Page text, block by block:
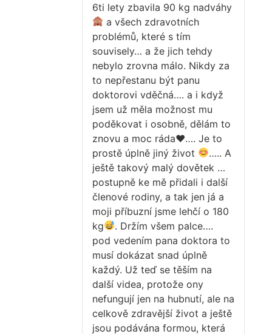
6ti lety zbavila 90 kg nadváhy
a všech zdravotních
problémů, které s tím
souvisely… a že jich tehdy
nebylo zrovna málo. Nikdy za
to nepřestanu být panu
doktorovi vděčná…. a i když
jsem už měla možnost mu
poděkovat i osobně, dělám to
znovu a moc ráda♥…. Je to
prostě úplně jiný život
….. A
ještě takový malý dovětek …
postupně ke mě přidali i další
členové rodiny, a tak jen já a
moji příbuzní jsme lehčí o 180
kg
. Držím všem palce….
pod vedením pana doktora to
musí dokázat snad úplně
každý. Už teď se těším na
další videa, protože ony
nefungují jen na hubnutí, ale na
celkově zdravější život a ještě
jsou podávána formou, která